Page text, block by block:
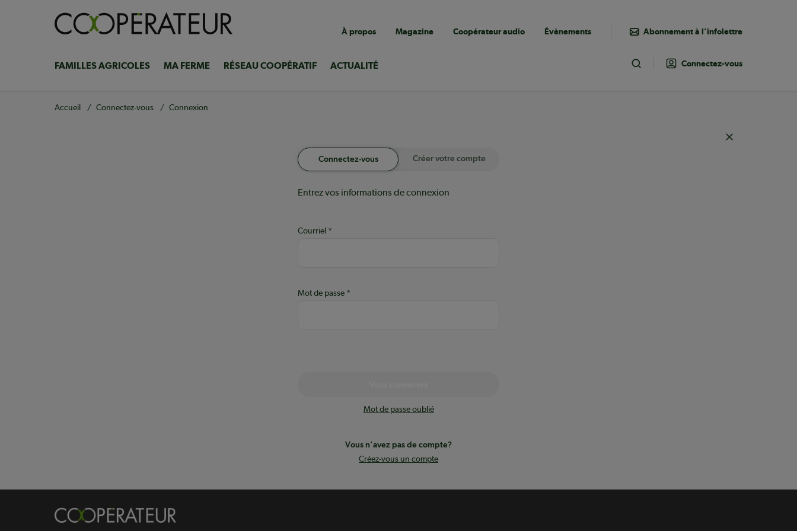
Navigation
utilitaire
À propos Magazine Coopérateur audio Évènements Abonnement à l’infolettre
Navigation
principale
FAMILLES AGRICOLES MA FERME RÉSEAU COOPÉRATIF ACTUALITÉ Toggle Search
Connectez-vous
Fil
Accueil Connectez-vous Connexion
Connectez-vous Créer votre compte
Entrez vos informations de connexion
Courriel
Mot de passe
Mot de passe oublié
Vous n’avez pas de compte?
Créez-vous un compte